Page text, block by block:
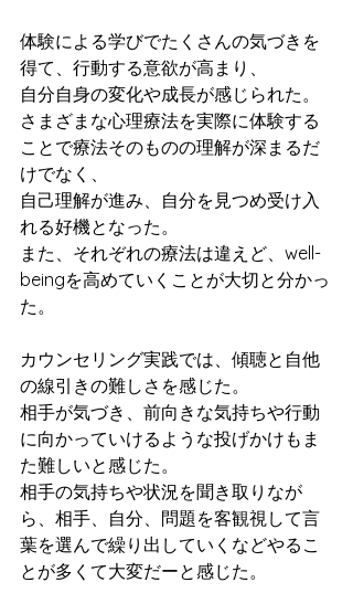
体験による学びでたくさんの気づきを
得て、行動する意欲が高まり、
自分自身の変化や成長が感じられた。
さまざまな心理療法を実際に体験する
ことで療法そのものの理解が深まるだ
けでなく、
自己理解が進み、自分を見つめ受け入
れる好機となった。
また、それぞれの療法は違えど、well-
beingを高めていくことが大切と分かっ
た。
カウンセリング実践では、傾聴と自他
の線引きの難しさを感じた。
相手が気づき、前向きな気持ちや行動
に向かっていけるような投げかけもま
た難しいと感じた。
相手の気持ちや状況を聞き取りなが
ら、相手、自分、問題を客観視して言
葉を選んで繰り出していくなどやるこ
とが多くて大変だーと感じた。